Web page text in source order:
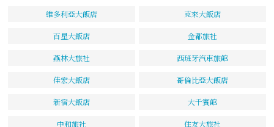
維多利亞大飯店 克來大飯店
百星大飯店 金都旅社
燕林大旅社 西班牙汽車旅館
佳宏大飯店 哥倫比亞大飯店
新宿大飯店 大千賓館
中和旅社 住友大旅社